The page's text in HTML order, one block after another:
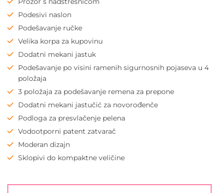
Podesivi naslon
Podešavanje ručke
Velika korpa za kupovinu
Dodatni mekani jastuk
Podešavanje po visini ramenih sigurnosnih pojaseva u 4
položaja
3 položaja za podešavanje remena za prepone
Dodatni mekani jastučić za novorođenče
Podloga za presvlačenje pelena
Vodootporni patent zatvarač
Moderan dizajn
Sklopivi do kompaktne veličine